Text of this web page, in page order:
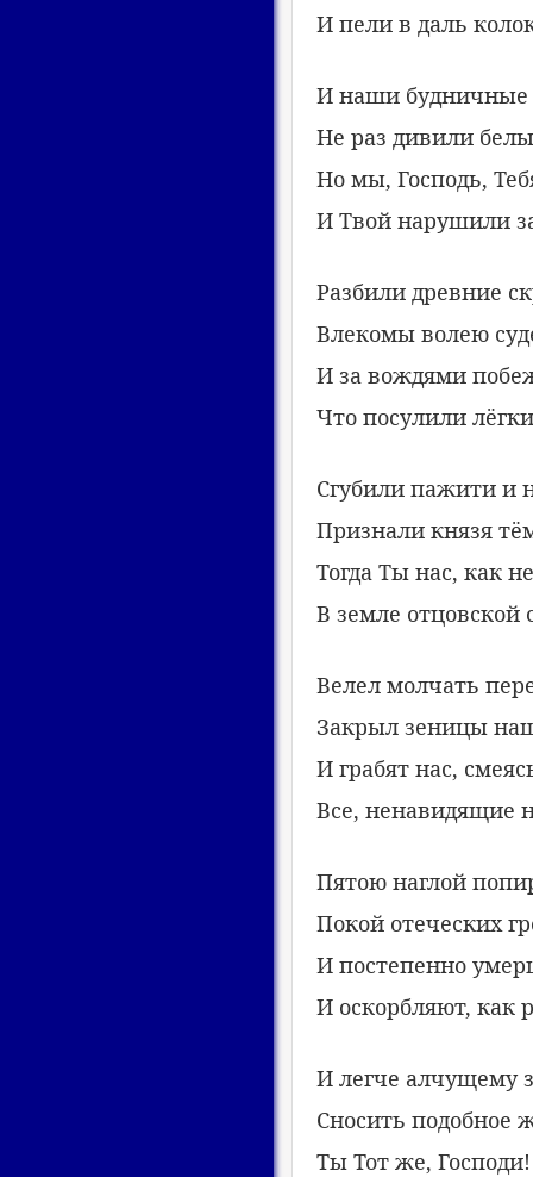
И пели в даль
И наши
Не раз дивили
Но мы, Господь,
И Твой нарушили
Разбили древние
Влекомы волею
И за вождями
Что посулили
Сгубили пажити и
Признали князя
Тогда Ты нас, как
В земле отцовской
Велел молчать
Закрыл зеницы
И грабят нас,
Все, ненавидящие
Пятою наглой
Покой отеческих
И постепенно
И оскорбляют, как
И легче алчущему
Сносить подобное
Ты Тот же, Господи!